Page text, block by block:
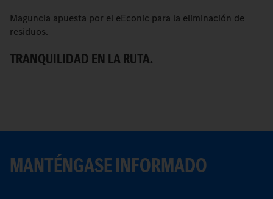
Maguncia apuesta por el eEconic para la eliminación de
residuos.
TRANQUILIDAD EN LA RUTA.
MANTÉNGASE INFORMADO